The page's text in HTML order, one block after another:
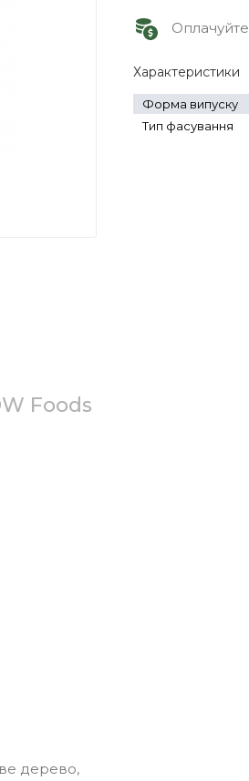
Foods
дерево,
Характеристики
Форма випуску
Тип фасування